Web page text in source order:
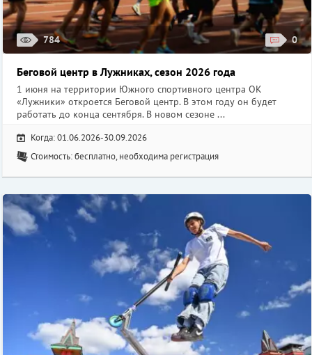
784 0
Беговой центр в Лужниках, сезон 2026 года
1 июня на территории Южного спортивного центра ОК
«Лужники» откроется Беговой центр. В этом году он будет
работать до конца сентября. В новом сезоне ...
Когда: 01.06.2026-30.09.2026
Стоимость: бесплатно, необходима регистрация